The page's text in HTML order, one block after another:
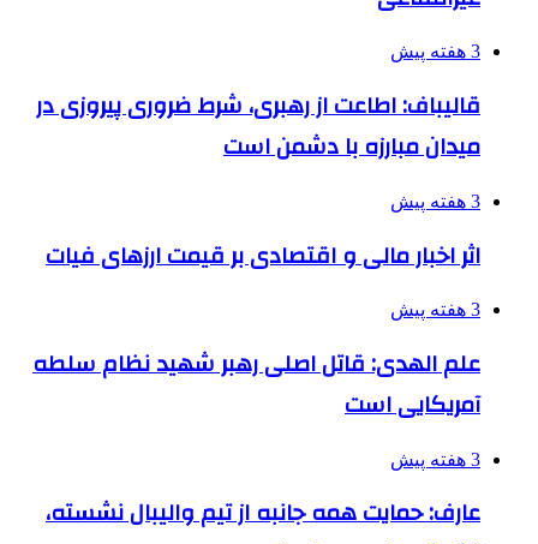
3 هفته پیش
قالیباف: اطاعت از رهبری، شرط ضروری پیروزی در
میدان مبارزه با دشمن است
3 هفته پیش
اثر اخبار مالی و اقتصادی بر قیمت ارزهای فیات
3 هفته پیش
علم الهدی: قاتل اصلی رهبر شهید نظام سلطه
آمریکایی است
3 هفته پیش
عارف: حمایت همه جانبه از تیم والیبال نشسته،